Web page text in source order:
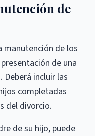
de
manutención de los
de una
Deberá incluir las
completadas
del divorcio.
de su hijo, puede